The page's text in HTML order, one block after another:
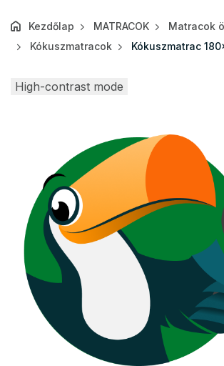
Kezdőlap MATRACOK
Matracok
Kókuszmatracok
Kókuszmatrac
High-contrast mode